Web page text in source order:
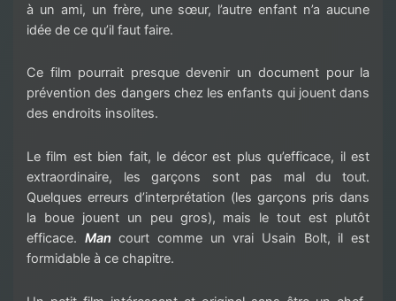
à un ami, un frère, une sœur, l’autre enfant n’a aucune
idée de ce qu’il faut faire.
Ce film pourrait presque devenir un document pour la
prévention des dangers chez les enfants qui jouent dans
des endroits insolites.
Le film est bien fait, le décor est plus qu’efficace, il est
extraordinaire, les garçons sont pas mal du tout.
Quelques erreurs d’interprétation (les garçons pris dans
la boue jouent un peu gros), mais le tout est plutôt
efficace. Mancourt comme un vrai Usain Bolt, il est
formidable à ce chapitre.